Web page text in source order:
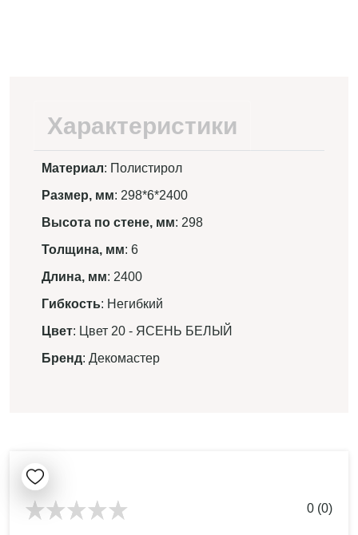
Характеристики
Материал: Полистирол
Размер, мм: 298*6*2400
Высота по стене, мм: 298
Толщина, мм: 6
Длина, мм: 2400
Гибкость: Негибкий
Цвет: Цвет 20 - ЯСЕНЬ БЕЛЫЙ
Бренд: Декомастер
0 (0)